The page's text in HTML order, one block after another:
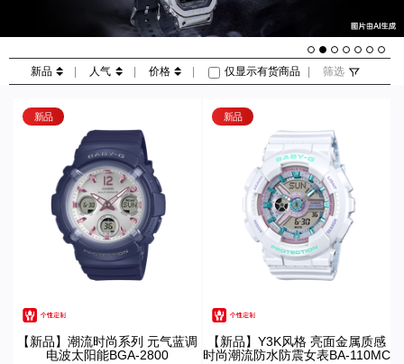
新品 人气 价格 仅显示有货商品 筛选
新品
【新品】潮流时尚系列 元气蓝调
电波太阳能BGA-2800
新品
【新品】Y3K风格 亮面金属质感
时尚潮流防水防震女表BA-110MC